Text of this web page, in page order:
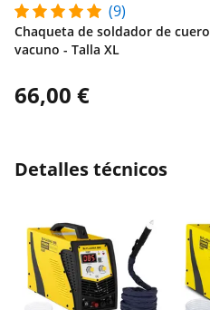
(9)
Chaqueta de soldador de cuero
vacuno - Talla XL
66,00 €
Detalles técnicos